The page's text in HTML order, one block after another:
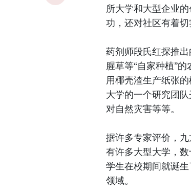
所大学和大型企业
功，还对社区有着切
药剂师段氏红探推
腥草等“自家种植”
用椰壳渣生产纸张
大学的一个研究团
对自然灾害等等。
据许多专家评价，
有许多大型大学，
学生在校期间就诞
领域。